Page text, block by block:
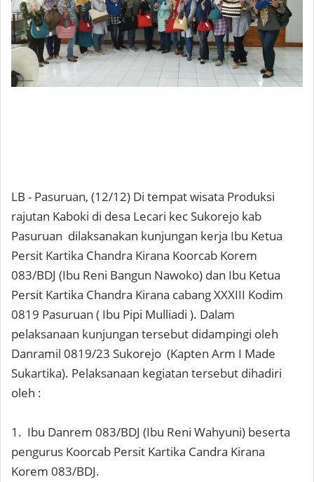
LB - Pasuruan, (12/12) Di tempat wisata Produksi
rajutan Kaboki di desa Lecari kec Sukorejo kab
Pasuruan dilaksanakan kunjungan kerja Ibu Ketua
Persit Kartika Chandra Kirana Koorcab Korem
083/BDJ (Ibu Reni Bangun Nawoko) dan Ibu Ketua
Persit Kartika Chandra Kirana cabang XXXIII Kodim
0819 Pasuruan ( Ibu Pipi Mulliadi ). Dalam
pelaksanaan kunjungan tersebut didampingi oleh
Danramil 0819/23 Sukorejo (Kapten Arm I Made
Sukartika). Pelaksanaan kegiatan tersebut dihadiri
oleh :
1. Ibu Danrem 083/BDJ (Ibu Reni Wahyuni) beserta
pengurus Koorcab Persit Kartika Candra Kirana
Korem 083/BDJ.